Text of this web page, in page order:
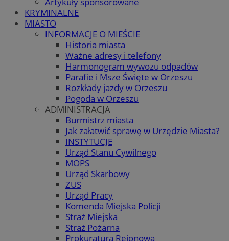
KRYMINALNE
MIASTO
INFORMACJE O MIEŚCIE
Historia miasta
Ważne adresy i telefony
Harmonogram wywozu odpadów
Parafie i Msze Święte w Orzeszu
Rozkłady jazdy w Orzeszu
Pogoda w Orzeszu
ADMINISTRACJA
Burmistrz miasta
Jak załatwić sprawę w Urzędzie Miasta?
INSTYTUCJE
Urząd Stanu Cywilnego
MOPS
Urząd Skarbowy
ZUS
Urząd Pracy
Komenda Miejska Policji
Straż Miejska
Straż Pożarna
Prokuratura Rejonowa